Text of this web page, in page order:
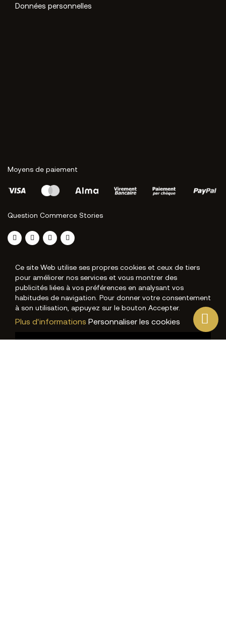
Données personnelles
Moyens de paiement
Question Commerce Stories
Ce site Web utilise ses propres cookies et ceux de tiers
pour améliorer nos services et vous montrer des
publicités liées à vos préférences en analysant vos
habitudes de navigation. Pour donner votre consentement
à son utilisation, appuyez sur le bouton Accepter.
Plus d'informations Personnaliser les cookies